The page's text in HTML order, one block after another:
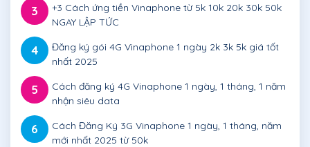
3
+3 Cách ứng tiền Vinaphone từ 5k 10k 20k 30k 50k
NGAY LẬP TỨC
4
Đăng ký gói 4G Vinaphone 1 ngày 2k 3k 5k giá tốt
nhất 2025
5
Cách đăng ký 4G Vinaphone 1 ngày, 1 tháng, 1 năm
nhận siêu data
6
Cách Đăng Ký 3G Vinaphone 1 ngày, 1 tháng, năm
mới nhất 2025 từ 50k